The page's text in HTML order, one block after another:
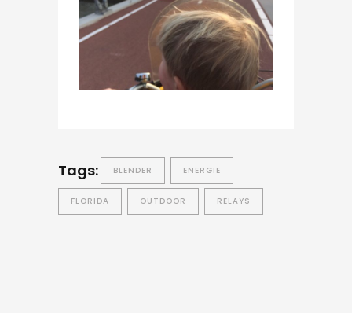
Tags: BLENDER ENERGIE
FLORIDA OUTDOOR RELAYS